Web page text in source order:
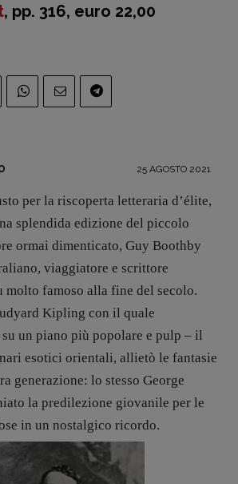
del
40
, pp. 316, euro 22,00
25 AGOSTO 2021
per la riscoperta letteraria d’élite,
splendida edizione del piccolo
ormai dimenticato, Guy Boothby
viaggiatore e scrittore
molto famoso alla fine del secolo.
Kipling con il quale
un piano più popolare e pulp – il
esotici orientali, allietò le fantasie
generazione: lo stesso George
la predilezione giovanile per le
in un nostalgico ricordo.